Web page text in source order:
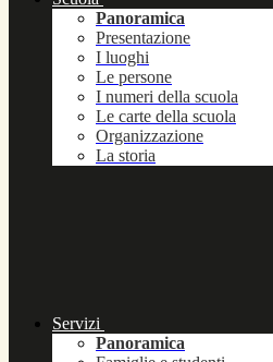
Panoramica
Presentazione
I luoghi
Le persone
I numeri della scuola
Le carte della scuola
Organizzazione
La storia
Servizi
Panoramica